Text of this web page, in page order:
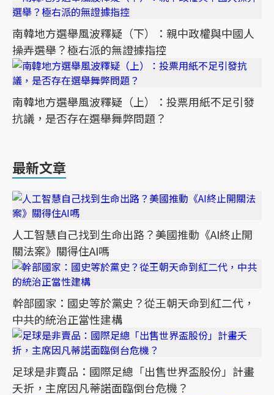
南韓地方選舉風波釋疑（下）：親中政權與中國人
操弄選舉？極右派的無證據指控
南韓地方選舉風波釋疑（上）：投票用紙不足引發
抗議，是否存在選舉舞弊問題？
最新文章
人工智慧自己找到生命出路？美國推動《AI終止開
關法案》關得住AI嗎
幹部國家：國史等於黨史？從王朝天命到紅二代，
中共的統治正當性建構
足球是非賣品：國際足總「出售世界盃股份」計畫
夭折，主席因凡蒂諾面臨倒台危機？